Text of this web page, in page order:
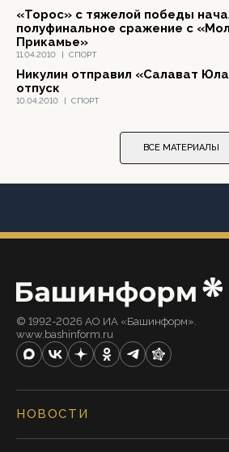
11.04.2010 | СПОРТ
«Торос» с тяжелой победы
полуфинальное сражение с
Прикамье»
10.04.2010 | СПОРТ
Никулин отправил «Салават
отпуск
ВСЕ МАТЕРИАЛЫ
© 1992-2026 АО ИА «Башинформ».
www.bashinform.ru
НОВОСТИ